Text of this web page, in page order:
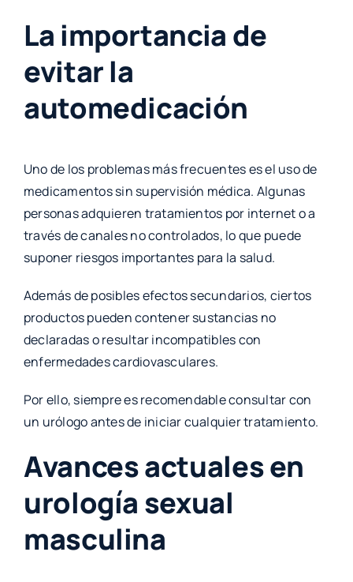
La importancia de
evitar la
automedicación
Uno de los problemas más frecuentes es el uso de
medicamentos sin supervisión médica. Algunas
personas adquieren tratamientos por internet o a
través de canales no controlados, lo que puede
suponer riesgos importantes para la salud.
Además de posibles efectos secundarios, ciertos
productos pueden contener sustancias no
declaradas o resultar incompatibles con
enfermedades cardiovasculares.
Por ello, siempre es recomendable consultar con
un urólogo antes de iniciar cualquier tratamiento.
Avances actuales en
urología sexual
masculina